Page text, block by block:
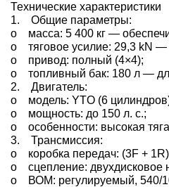
Технические характеристики
1. Общие параметры:
o масса: 5 400 кг —
o тяговое усилие: 29,3 kN —
o привод: полный (4×4);
o топливный бак: 180 л —
2. Двигатель:
o модель: YTO (6
o мощность: до 150 л. с.;
o особенности: высокая
3. Трансмиссия:
o коробка передач: (3F +
o сцепление: двухдисковое
o ВОМ: регулируемый, 540/